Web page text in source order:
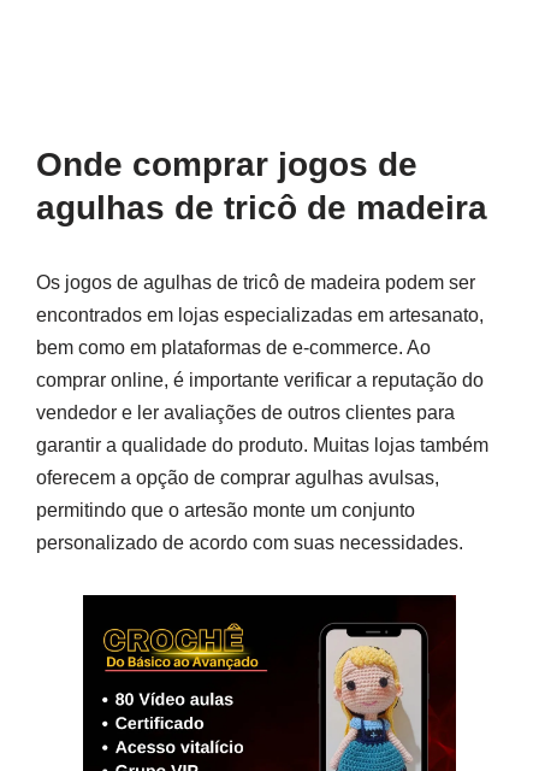
Onde comprar jogos de
agulhas de tricô de madeira
Os jogos de agulhas de tricô de madeira podem ser
encontrados em lojas especializadas em artesanato,
bem como em plataformas de e-commerce. Ao
comprar online, é importante verificar a reputação do
vendedor e ler avaliações de outros clientes para
garantir a qualidade do produto. Muitas lojas também
oferecem a opção de comprar agulhas avulsas,
permitindo que o artesão monte um conjunto
personalizado de acordo com suas necessidades.